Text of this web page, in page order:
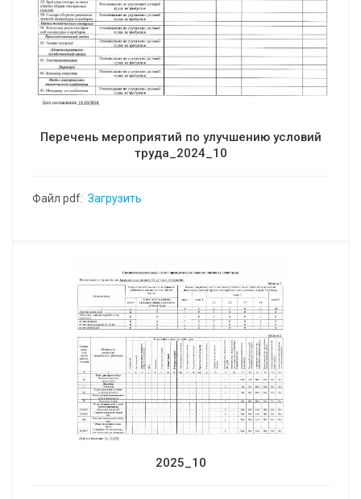
Перечень мероприятий по улучшению условий
труда_2024_10
Файл pdf: Загрузить
2025_10